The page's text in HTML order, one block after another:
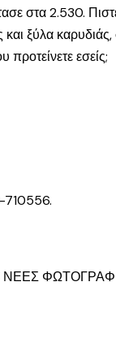
στα 2.530.
ξύλα καρυδιάς,
εσείς;
710556.